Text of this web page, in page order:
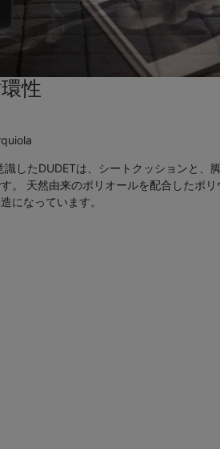
性
したDUDETは、シートクッションと
。
天然由来のポリオールを配合したポ
になっています。